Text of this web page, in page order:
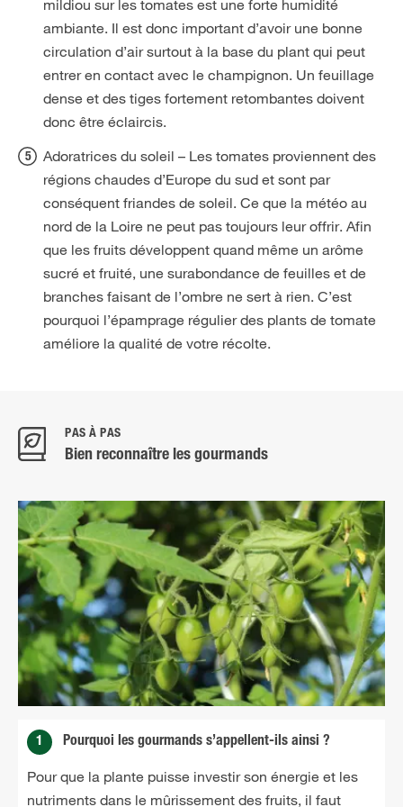
mildiou sur les tomates est une forte humidité
ambiante. Il est donc important d’avoir une bonne
circulation d’air surtout à la base du plant qui peut
entrer en contact avec le champignon. Un feuillage
dense et des tiges fortement retombantes doivent
donc être éclaircis.
Adoratrices du soleil – Les tomates proviennent des
régions chaudes d’Europe du sud et sont par
conséquent friandes de soleil. Ce que la météo au
nord de la Loire ne peut pas toujours leur offrir. Afin
que les fruits développent quand même un arôme
sucré et fruité, une surabondance de feuilles et de
branches faisant de l’ombre ne sert à rien. C’est
pourquoi l’épamprage régulier des plants de tomate
améliore la qualité de votre récolte.
PAS À PAS
Bien reconnaître les gourmands
1 Pourquoi les gourmands s’appellent-ils ainsi ?
Pour que la plante puisse investir son énergie et les
nutriments dans le mûrissement des fruits, il faut